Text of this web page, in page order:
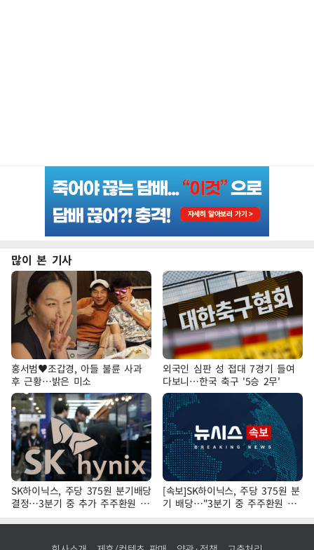
많이 본 기사
홍서범♥조갑경, 아들 불륜 사과
후 근황…밝은 미소
외국인 심판 성 접대 7경기 들여
다보니…한국 축구 '5승 2무'
SK하이닉스, 주당 375원 분기배당
결정…3분기 중 추가 주주환원 발
표
[속보]SK하이닉스, 주당 375원 분
기 배당…"3분기 중 주주환원 방
안 확정"